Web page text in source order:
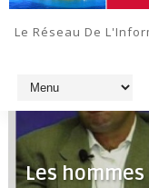
Le Réseau De
Les